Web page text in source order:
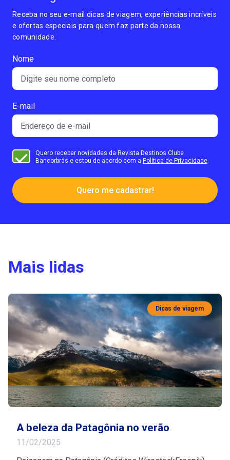
Receba no seu e-mail dicas de viagem, experiências incríveis
e ofertas especiais para quem faz parte da nossa
comunidade.
Nome
E-mail
Quero receber novidades da Revista Destinos Clube
Bancorbrás e estou de acordo com a Política de Privacidade.
Quero me cadastrar!
Mais lidas
Dicas de viagem
A beleza da Patagônia no verão
11/02/2025